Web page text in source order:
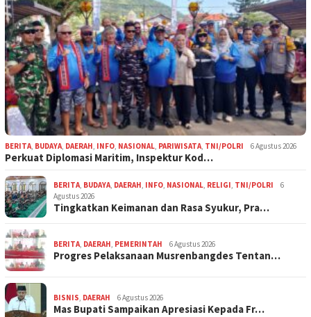
BERITA, BUDAYA, DAERAH, INFO, NASIONAL, PARIWISATA, TNI/POLRI 6 Agustus 2026
Perkuat Diplomasi Maritim, Inspektur Kod…
BERITA, BUDAYA, DAERAH, INFO, NASIONAL, RELIGI, TNI/POLRI
6
Agustus 2026
Tingkatkan Keimanan dan Rasa Syukur, Pra…
BERITA, DAERAH, PEMERINTAH 6 Agustus 2026
Progres Pelaksanaan Musrenbangdes Tentan…
BISNIS, DAERAH 6 Agustus 2026
Mas Bupati Sampaikan Apresiasi Kepada Fr…